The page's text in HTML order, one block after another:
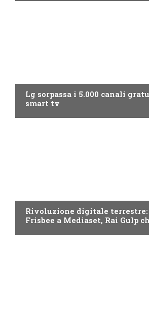
Lg sorpassa i 5.000 canali
smart tv
Rivoluzione digitale terrestre:
Frisbee a Mediaset, Rai Gulp